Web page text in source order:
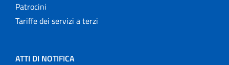
Patrocini
Tariffe dei servizi a terzi
ATTI DI NOTIFICA